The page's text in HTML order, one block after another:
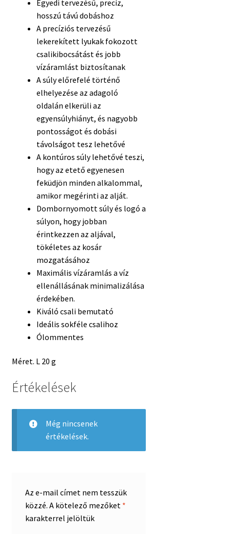
Egyedi tervezésű, precíz,
hosszú távú dobáshoz
A precíziós tervezésű
lekerekített lyukak fokozott
csalikibocsátást és jobb
vízáramlást biztosítanak
A súly előrefelé történő
elhelyezése az adagoló
oldalán elkerüli az
egyensúlyhiányt, és nagyobb
pontosságot és dobási
távolságot tesz lehetővé
A kontúros súly lehetővé teszi,
hogy az etető egyenesen
feküdjön minden alkalommal,
amikor megérinti az alját.
Dombornyomott súly és logó a
súlyon, hogy jobban
érintkezzen az aljával,
tökéletes az kosár
mozgatásához
Maximális vízáramlás a víz
ellenállásának minimalizálása
érdekében.
Kiváló csali bemutató
Ideális sokféle csalihoz
Ólommentes
Méret. L 20 g
Értékelések
Még nincsenek
értékelések.
Az e-mail címet nem tesszük
közzé. A kötelező mezőket *
karakterrel jelöltük